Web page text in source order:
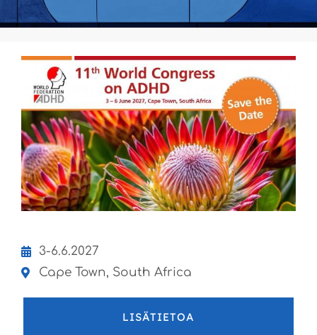
3-6.6.2027
Cape Town, South Africa
LISÄTIETOA